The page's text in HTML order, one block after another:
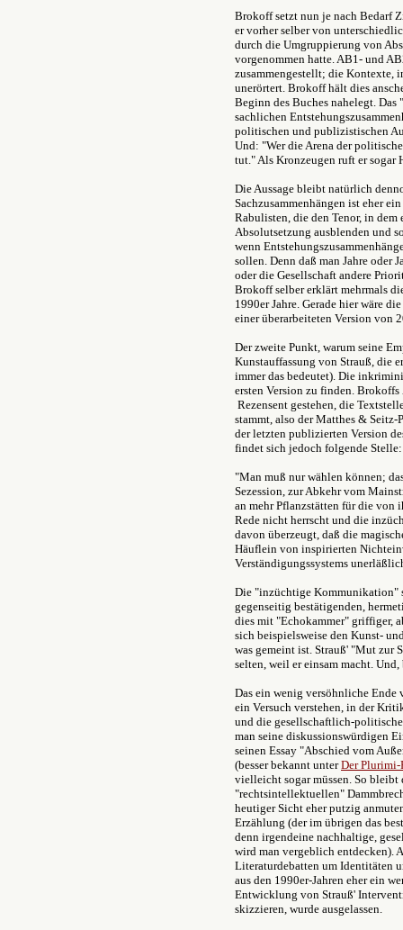
Brokoff setzt nun je nach Bedarf
er vorher selber von
durch die Umgruppierung von
vorgenommen hatte. AB1- und
zusammengestellt; die Kontexte,
unerörtert. Brokoff hält dies
Beginn des Buches nahelegt.
sachlichen
politischen und publizistischen
Und: "Wer die Arena der
tut." Als Kronzeugen ruft er sogar
Die Aussage bleibt natürlich
Sachzusammenhängen ist eher
Rabulisten, die den Tenor, in
Absolutsetzung ausblenden und
wenn
sollen. Denn daß man Jahre oder
oder die Gesellschaft andere
Brokoff selber erklärt mehrmals
1990er Jahre. Gerade hier wäre
einer überarbeiteten Version von
Der zweite Punkt, warum seine
Kunstauffassung von Strauß, die
immer das bedeutet). Die
ersten Version zu finden.
Rezensent gestehen, die
stammt, also der Matthes &
der letzten publizierten Version
findet sich jedoch folgende Stelle:
"Man muß nur wählen können;
Sezession, zur Abkehr vom
an mehr Pflanzstätten für die von
Rede nicht herrscht und die
davon überzeugt, daß die
Häuflein von inspirierten
Verständigungssystems
Die "inzüchtige Kommunikation"
gegenseitig bestätigenden,
dies mit "Echokammer" griffiger,
sich beispielsweise den Kunst-
was gemeint ist. Strauß' "Mut zur
selten, weil er einsam macht.
Das ein wenig versöhnliche
ein Versuch verstehen, in der
und die gesellschaftlich-
man seine diskussionswürdigen
seinen Essay "Abschied vom
(besser bekannt unterDer Plurimi-
vielleicht sogar müssen. So
"rechtsintellektuellen"
heutiger Sicht eher putzig
Erzählung (der im übrigen das
denn irgendeine nachhaltige,
wird man vergeblich entdecken).
Literaturdebatten um Identitäten
aus den 1990er-Jahren eher ein
Entwicklung von Strauß'
skizzieren, wurde ausgelassen.